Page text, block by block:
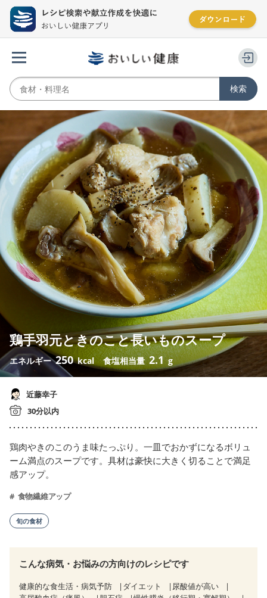
鶏手羽元ときのこと長いものスープ
エネルギー250 kcal 食塩相当量2.1 g
近藤幸子
30分以内
鶏肉やきのこのうま味たっぷり。一皿でおかずになるボリュ
ーム満点のスープです。具材は豪快に大きく切ることで満足
感アップ。
食物繊維アップ
旬の食材
こんな病気・お悩みの方向けのレシピです
健康的な食生活・病気予防 ダイエット
尿酸値が高い